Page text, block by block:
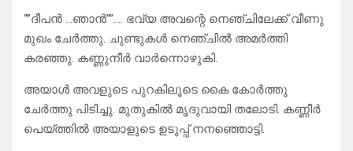
“”ദീപൻ …ഞാൻ””…. ഭവ്യ അവന്റെ നെഞ്ചിലേക്ക് വീണു
മുഖം ചേർത്തു. ചുണ്ടുകൾ നെഞ്ചിൽ അമർത്തി
കരഞ്ഞു. കണ്ണുനീർ വാർന്നൊഴുകി.
അയാൾ അവളുടെ പുറകിലൂടെ കൈ കോർത്തു
ചേർത്തു പിടിച്ചു. മുതുകിൽ മൃദുവായി തലോടി. കണ്ണീർ
പെയ്ത്തിൽ അയാളുടെ ഉടുപ്പ് നനഞ്ഞൊട്ടി.